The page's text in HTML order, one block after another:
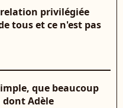
privilégiée
tous et ce n'est pas
que beaucoup
Adèle